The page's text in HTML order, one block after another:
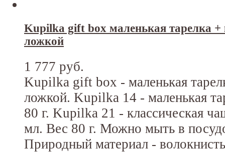
Kupilka gift box маленькая тарелка +
ложкой
1 777 руб.
Kupilka gift box - маленькая
ложкой. Kupilka 14 - маленькая
80 г. Kupilka 21 - классическая
мл. Вес 80 г. Можно мыть в
Природный материал -